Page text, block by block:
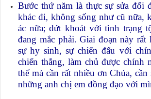
Bước thứ năm là thực sự sửa đổi
khác đi, không sống như cũ nữa,
ác nữa; dứt khoát với tình trạng
đang mắc phải. Giai đoạn này
sự hy sinh, sự chiến đấu với
chiến thắng, làm chủ được chính
thế mà cần rất nhiều ơn Chúa,
những anh chị em đồng đạo với